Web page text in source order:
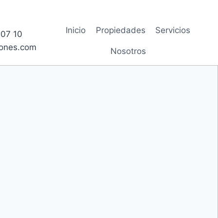
07 10
Inicio Propiedades Servicios
Nosotros